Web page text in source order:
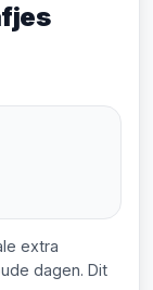
extra
dagen. Dit